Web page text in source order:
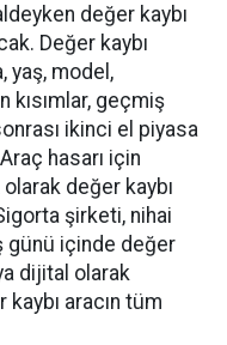
değer kaybı
Değer kaybı
yaş, model,
kısımlar, geçmiş
ikinci el piyasa
hasarı için
değer kaybı
şirketi, nihai
günü içinde değer
dijital olarak
aracın tüm